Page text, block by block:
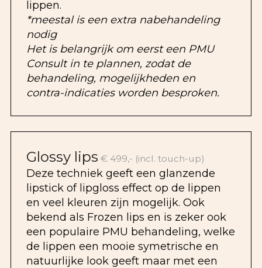
lippen.
*meestal is een extra nabehandeling
nodig
Het is belangrijk om eerst een PMU
Consult in te plannen, zodat de
behandeling, mogelijkheden en
contra-indicaties worden besproken.
Glossy lips € 499,- (incl. touch-up)
Deze techniek geeft een glanzende
lipstick of lipgloss effect op de lippen
en veel kleuren zijn mogelijk. Ook
bekend als Frozen lips en is zeker ook
een populaire PMU behandeling, welke
de lippen een mooie symetrische en
natuurlijke look geeft maar met een